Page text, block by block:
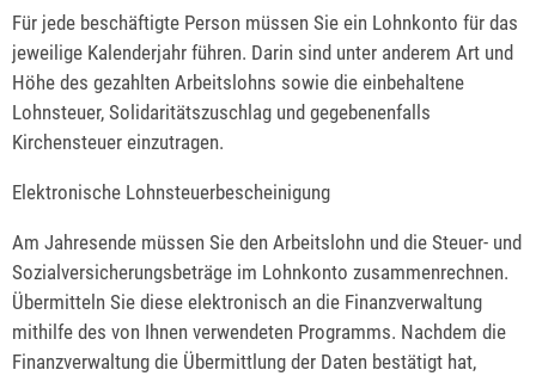
Für jede beschäftigte Person müssen Sie ein Lohnkonto für das
jeweilige Kalenderjahr führen. Darin sind unter anderem Art und
Höhe des gezahlten Arbeitslohns sowie die einbehaltene
Lohnsteuer, Solidaritätszuschlag und gegebenenfalls
Kirchensteuer einzutragen.
Elektronische Lohnsteuerbescheinigung
Am Jahresende müssen Sie den Arbeitslohn und die Steuer- und
Sozialversicherungsbeträge im Lohnkonto zusammenrechnen.
Übermitteln Sie diese elektronisch an die Finanzverwaltung
mithilfe des von Ihnen verwendeten Programms. Nachdem die
Finanzverwaltung die Übermittlung der Daten bestätigt hat,